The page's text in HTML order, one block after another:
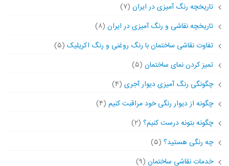
تاریخچه رنگ آمیزی در ایران (۷)
تاریخچه نقاشی و رنگ آمیزی در ایران (۸)
تفاوت نقاشی ساختمان با رنگ روغنی و رنگ اکریلیک (۵)
تمیز کردن نمای ساختمان (۵)
چگونگی رنگ آمیزی دیوار آجری (۴)
چگونه از دیوار رنگی خود مراقبت کنیم (۴)
چگونه بتونه درست کنیم؟ (۲)
چه رنگی هستید؟ (۵)
خدمات نقاشی ساختمان (۹)